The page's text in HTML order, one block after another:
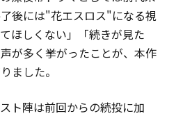
後には"花エスロス"になる視
ほしくない」「続きが見た
が多く挙がったことが、本作
ました。
ト陣は前回からの続投に加